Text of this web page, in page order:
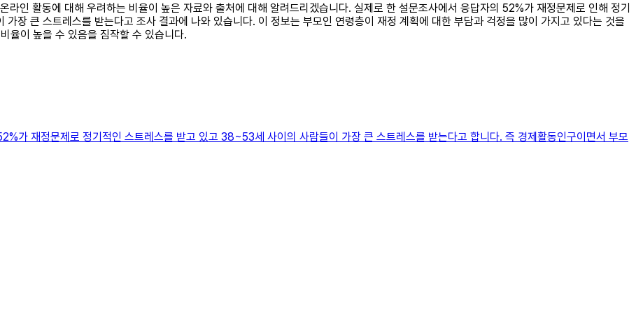
라인 활동에 대해 우려하는 비율이 높은 자료와 출처에 대해 알려드리겠습니다. 실제로 한 설문조사에서 응답자의 52%가 재정문제로 인해 정기
장 큰 스트레스를 받는다고 조사 결과에 나와 있습니다. 이 정보는 부모인 연령층이 재정 계획에 대한 부담과 걱정을 많이 가지고 있다는 것을
율이 높을 수 있음을 짐작할 수 있습니다.
가 재정문제로 정기적인 스트레스를 받고 있고 38~53세 사이의 사람들이 가장 큰 스트레스를 받는다고 합니다. 즉 경제활동인구이면서 부모